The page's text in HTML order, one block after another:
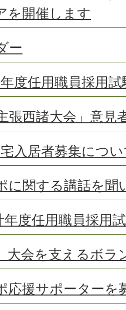
を開催します
ー
度任用職員採用
張西諸大会」意見
入居者募集につ
に関する講話を聞
度任用職員採用
大会を支えるボ
応援サポーターを